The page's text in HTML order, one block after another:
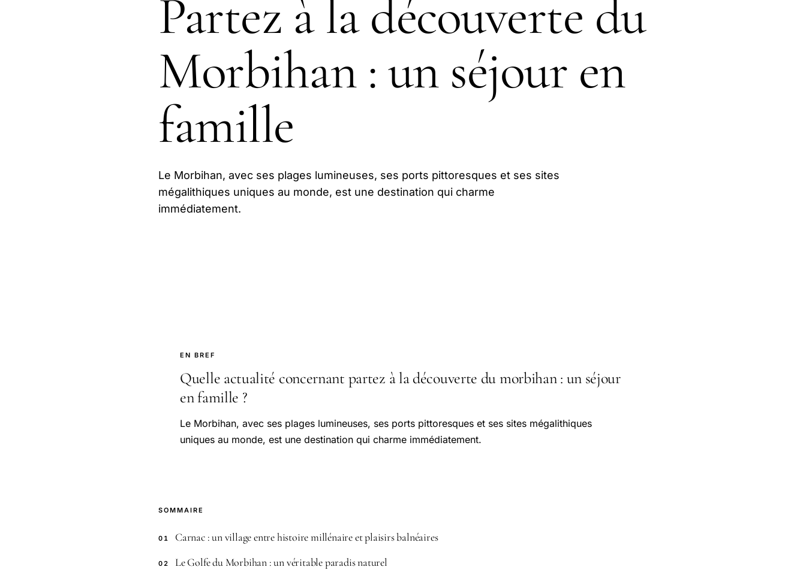
Partez à la découverte du
Morbihan : un séjour en
famille
Le Morbihan, avec ses plages lumineuses, ses ports pittoresques et ses sites
mégalithiques uniques au monde, est une destination qui charme
immédiatement.
EN BREF
Quelle actualité concernant partez à la découverte du morbihan : un séjour
en famille ?
Le Morbihan, avec ses plages lumineuses, ses ports pittoresques et ses sites mégalithiques
uniques au monde, est une destination qui charme immédiatement.
SOMMAIRE
01 Carnac : un village entre histoire millénaire et plaisirs balnéaires
02 Le Golfe du Morbihan : un véritable paradis naturel